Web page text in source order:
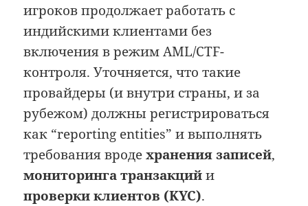
игроков продолжает работать с
индийскими клиентами без
включения в режим AML/CTF-
контроля. Уточняется, что такие
провайдеры (и внутри страны, и за
рубежом) должны регистрироваться
как “reporting entities” и выполнять
требования вродехранения записей,
мониторинга транзакцийи
проверки клиентов (KYC).